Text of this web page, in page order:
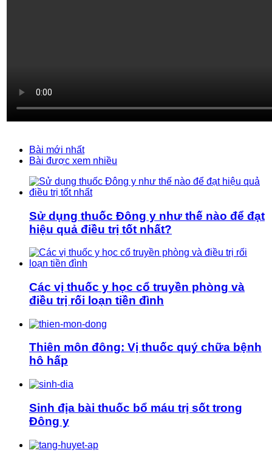
Bài mới nhất
Bài được xem nhiều
Sử dụng thuốc Đông y như thế nào để đạt
hiệu quả điều trị tốt nhất?
Các vị thuốc y học cổ truyền phòng và
điều trị rối loạn tiền đình
Thiên môn đông: Vị thuốc quý chữa bệnh
hô hấp
Sinh địa bài thuốc bổ máu trị sốt trong
Đông y